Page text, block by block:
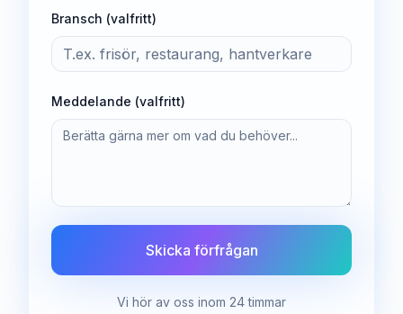
Bransch (valfritt)
Meddelande (valfritt)
Skicka förfrågan
Vi hör av oss inom 24 timmar